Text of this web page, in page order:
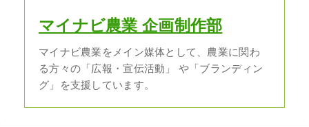
マイナビ農業 企画制作部
マイナビ農業をメイン媒体として、農業に関わ
る方々の「広報・宣伝活動」 や「ブランディン
グ」を支援しています。